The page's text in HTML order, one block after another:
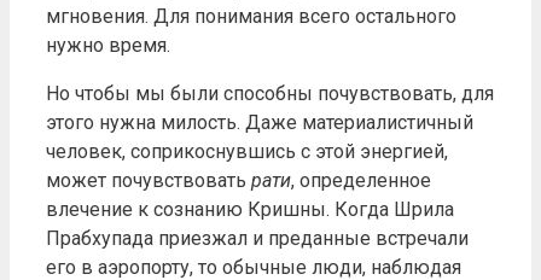
мгновения. Для понимания всего остального
нужно время.
Но чтобы мы были способны почувствовать, для
этого нужна милость. Даже материалистичный
человек, соприкоснувшись с этой энергией,
может почувствовать рати, определенное
влечение к сознанию Кришны. Когда Шрила
Прабхупада приезжал и преданные встречали
его в аэропорту, то обычные люди, наблюдая